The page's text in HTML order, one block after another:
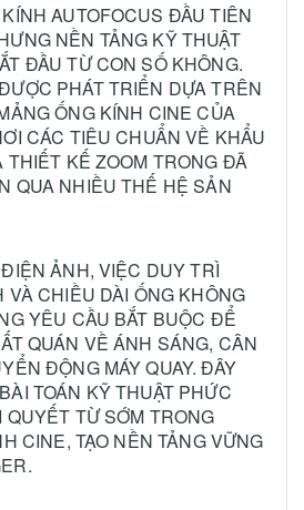
AUTOFOCUS ĐẦU TIÊN
NỀN TẢNG KỸ THUẬT
ĐẦU TỪ CON SỐ KHÔNG.
PHÁT TRIỂN DỰA TRÊN
ỐNG KÍNH CINE CỦA
CÁC TIÊU CHUẨN VỀ KHẨU
KẾ ZOOM TRONG ĐÃ
QUA NHIỀU THẾ HỆ SẢN
ẢNH, VIỆC DUY TRÌ
CHIỀU DÀI ỐNG KHÔNG
YÊU CẦU BẮT BUỘC ĐỂ
QUÁN VỀ ÁNH SÁNG, CÂN
ĐỘNG MÁY QUAY. ĐÂY
TOÁN KỸ THUẬT PHỨC
TỪ SỚM TRONG
CINE, TẠO NỀN TẢNG VỮNG